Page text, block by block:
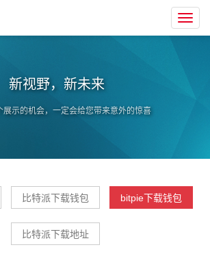
新视野，新未来
展示的机会，一定会给您带来意外的惊喜
比特派下载钱包 bitpie下载钱包
比特派下载地址